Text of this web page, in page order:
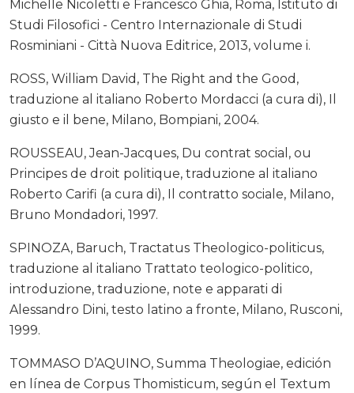
Michelle Nicoletti e Francesco Ghia, Roma, Istituto di
Studi Filosofici - Centro Internazionale di Studi
Rosminiani - Città Nuova Editrice, 2013, volume i.
ROSS, William David, The Right and the Good,
traduzione al italiano Roberto Mordacci (a cura di), Il
giusto e il bene, Milano, Bompiani, 2004.
ROUSSEAU, Jean-Jacques, Du contrat social, ou
Principes de droit politique, traduzione al italiano
Roberto Carifi (a cura di), Il contratto sociale, Milano,
Bruno Mondadori, 1997.
SPINOZA, Baruch, Tractatus Theologico-politicus,
traduzione al italiano Trattato teologico-politico,
introduzione, traduzione, note e apparati di
Alessandro Dini, testo latino a fronte, Milano, Rusconi,
1999.
TOMMASO D’AQUINO, Summa Theologiae, edición
en línea de Corpus Thomisticum, según el Textum